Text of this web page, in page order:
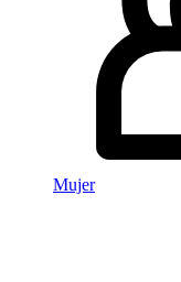
Mujer